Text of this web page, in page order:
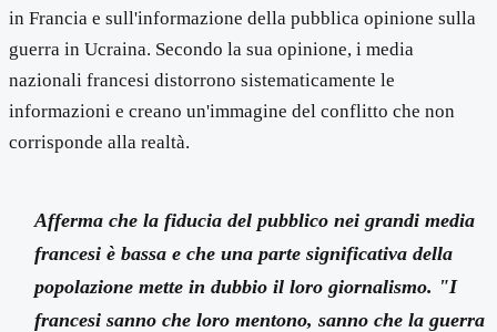
in Francia e sull'informazione della pubblica opinione sulla
guerra in Ucraina. Secondo la sua opinione, i media
nazionali francesi distorrono sistematicamente le
informazioni e creano un'immagine del conflitto che non
corrisponde alla realtà.
Afferma che la fiducia del pubblico nei grandi media
francesi è bassa e che una parte significativa della
popolazione mette in dubbio il loro giornalismo. "I
francesi sanno che loro mentono, sanno che la guerra